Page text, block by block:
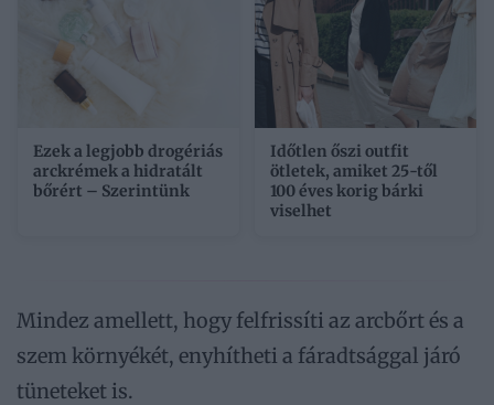
Ezek a legjobb drogériás
arckrémek a hidratált
bőrért – Szerintünk
Időtlen őszi outfit
ötletek, amiket 25-től
100 éves korig bárki
viselhet
Mindez amellett, hogy felfrissíti az arcbőrt és a
szem környékét, enyhítheti a fáradtsággal járó
tüneteket is.